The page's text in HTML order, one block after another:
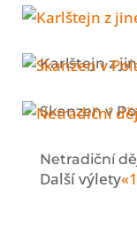
Karlštejn z
Skanzen v
Netradiční
Další výlety«1